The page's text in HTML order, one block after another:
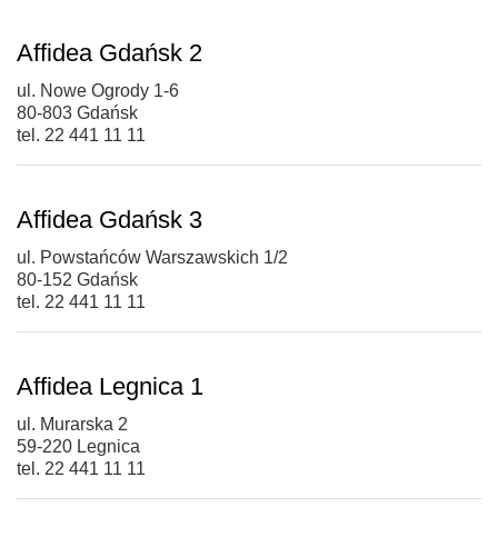
Affidea Gdańsk 2
ul. Nowe Ogrody 1-6
80-803 Gdańsk
tel. 22 441 11 11
Affidea Gdańsk 3
ul. Powstańców Warszawskich 1/2
80-152 Gdańsk
tel. 22 441 11 11
Affidea Legnica 1
ul. Murarska 2
59-220 Legnica
tel. 22 441 11 11